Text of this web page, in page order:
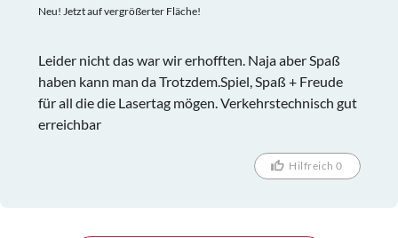
Neu! Jetzt auf vergrößerter Fläche!
Leider nicht das war wir erhofften. Naja aber Spaß
haben kann man da Trotzdem.Spiel, Spaß + Freude
für all die die Lasertag mögen. Verkehrstechnisch gut
erreichbar
Hilfreich 0